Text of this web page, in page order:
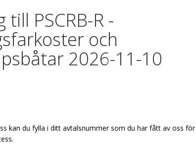
PSCRB-R -
och
2026-11-10
kan du fylla i ditt avtalsnummer som du har fått av oss för